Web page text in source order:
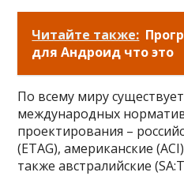
Читайте также:
для Андроид что это
По всему миру
международных
проектирования –
(ETAG), американские
также австралийские